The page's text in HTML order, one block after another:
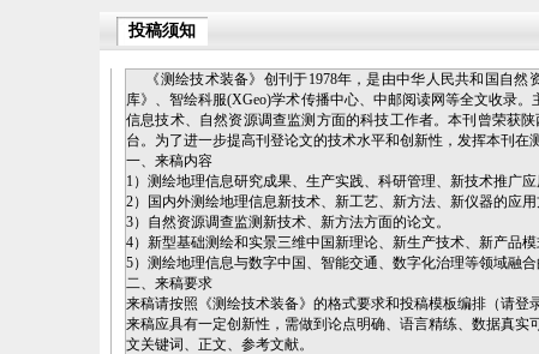
投稿须知
《测绘技术装备》创刊于1978年，是由中华人民共和国自然
库》、智绘科服(XGeo)学术传播中心、中邮阅读网等全文收录
信息技术、自然资源调查监测方面的科技工作者。本刊曾荣获
台。为了进一步提高刊登论文的技术水平和创新性，发挥本刊
一、来稿内容
1）测绘地理信息研究成果、生产实践、科研管理、新技术推广
2）国内外测绘地理信息新技术、新工艺、新方法、新仪器的应用
3）自然资源调查监测新技术、新方法方面的论文。
4）新型基础测绘和实景三维中国新理论、新生产技术、新产品模
5）测绘地理信息与数字中国、智能交通、数字化治理等领域融合
二、来稿要求
来稿请按照《测绘技术装备》的格式要求和投稿模板编排（请登录
来稿应具有一定创新性，需做到论点明确、语言精练、数据真
文关键词、正文、参考文献。